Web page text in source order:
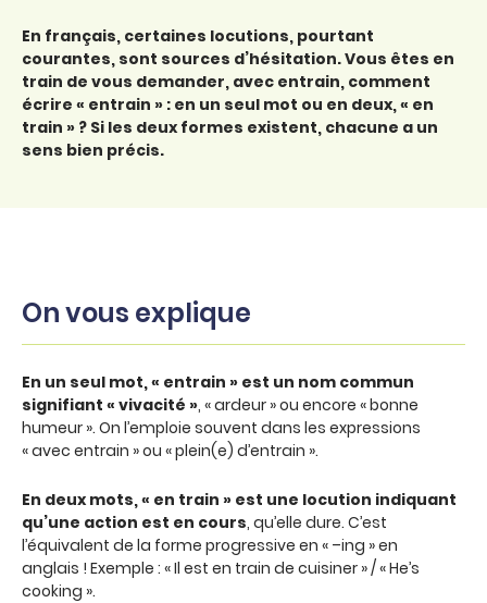
En français, certaines locutions, pourtant
courantes, sont sources d’hésitation. Vous êtes en
train de vous demander, avec entrain, comment
écrire « entrain » : en un seul mot ou en deux, « en
train » ? Si les deux formes existent, chacune a un
sens bien précis.
On vous explique
En un seul mot, « entrain » est un nom commun
signifiant « vivacité », « ardeur » ou encore « bonne
humeur ». On l’emploie souvent dans les expressions
« avec entrain » ou « plein(e) d’entrain ».
En deux mots, « en train » est une locution indiquant
qu’une action est en cours, qu’elle dure. C’est
l’équivalent de la forme progressive en « –ing » en
anglais ! Exemple : « Il est en train de cuisiner » / « He’s
cooking ».